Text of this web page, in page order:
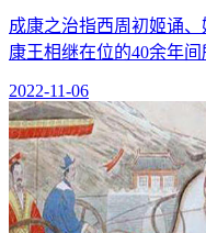
成康之治指西周初姬诵
康王相继在位的40余年
2022-11-06